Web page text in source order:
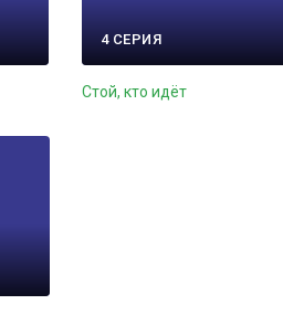
4 СЕРИЯ
Стой, кто идёт